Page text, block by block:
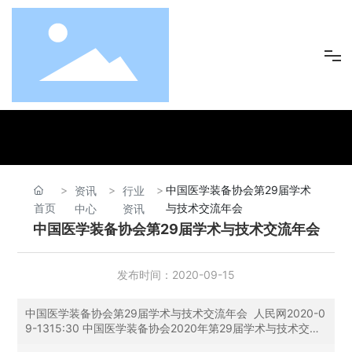
瑞然产业
企业文化
首页
资讯
中心
行业
资讯
中国医学装备协会第29届学术
与技术交流年会
中国医学装备协会第29届学术与技术交流年会
发布时间： 2020-09-15
中国医学装备协会第29届学术与技术交流年会 人民网2020-0
9-1315:30 中国医学装备协会2020年第29届学术与技术交流